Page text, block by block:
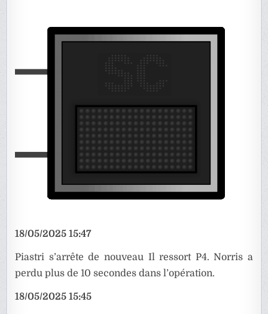
18/05/2025 15:47
Piastri s’arrête de nouveau Il ressort P4. Norris a
perdu plus de 10 secondes dans l’opération.
18/05/2025 15:45